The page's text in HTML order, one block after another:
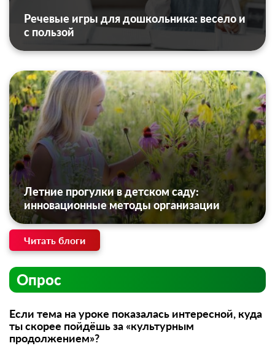
Речевые игры для дошкольника: весело и
с пользой
Летние прогулки в детском саду:
инновационные методы организации
Читать блоги
Опрос
Если тема на уроке показалась интересной, куда
ты скорее пойдёшь за «культурным
продолжением»?